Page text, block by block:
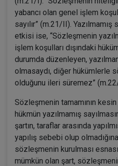
yabancı olan genel işlem
sayılır” (m.21/II).
etkisi ise, “Sözleşmenin
işlem koşulları dışındaki
durumda düzenleyen,
olmasaydı, diğer hükümlerle
olduğunu ileri süremez”
Sözleşmenin tamamının
hükmün yazılmamış
şartın, taraflar arasında
yapılış sebebi olup
sözleşmenin kurulması
mümkün olan şart,